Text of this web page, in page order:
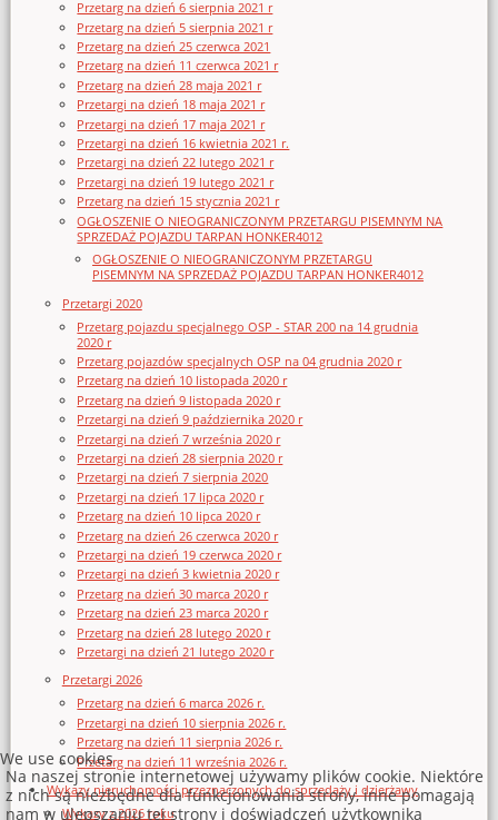
Przetarg na dzień 6 sierpnia 2021 r
Przetarg na dzień 5 sierpnia 2021 r
Przetarg na dzień 25 czerwca 2021
Przetarg na dzień 11 czerwca 2021 r
Przetarg na dzień 28 maja 2021 r
Przetargi na dzień 18 maja 2021 r
Przetargi na dzień 17 maja 2021 r
Przetargi na dzień 16 kwietnia 2021 r.
Przetargi na dzień 22 lutego 2021 r
Przetargi na dzień 19 lutego 2021 r
Przetarg na dzień 15 stycznia 2021 r
OGŁOSZENIE O NIEOGRANICZONYM PRZETARGU PISEMNYM NA
SPRZEDAŻ POJAZDU TARPAN HONKER4012
OGŁOSZENIE O NIEOGRANICZONYM PRZETARGU
PISEMNYM NA SPRZEDAŻ POJAZDU TARPAN HONKER4012
Przetargi 2020
Przetarg pojazdu specjalnego OSP - STAR 200 na 14 grudnia
2020 r
Przetarg pojazdów specjalnych OSP na 04 grudnia 2020 r
Przetarg na dzień 10 listopada 2020 r
Przetarg na dzień 9 listopada 2020 r
Przetargi na dzień 9 października 2020 r
Przetargi na dzień 7 września 2020 r
Przetargi na dzień 28 sierpnia 2020 r
Przetargi na dzień 7 sierpnia 2020
Przetargi na dzień 17 lipca 2020 r
Przetarg na dzień 10 lipca 2020 r
Przetarg na dzień 26 czerwca 2020 r
Przetargi na dzień 19 czerwca 2020 r
Przetargi na dzień 3 kwietnia 2020 r
Przetarg na dzień 30 marca 2020 r
Przetarg na dzień 23 marca 2020 r
Przetarg na dzień 28 lutego 2020 r
Przetargi na dzień 21 lutego 2020 r
Przetargi 2026
Przetarg na dzień 6 marca 2026 r.
Przetargi na dzień 10 sierpnia 2026 r.
Przetarg na dzień 11 sierpnia 2026 r.
Przetarg na dzień 11 września 2026 r.
Wykazy nieruchomości przeznaczonych do sprzedaży i dzierżawy
Wykazy z 2026 roku
We use cookies
Na naszej stronie internetowej używamy plików cookie. Niektóre
z nich są niezbędne dla funkcjonowania strony, inne pomagają
nam w ulepszaniu tej strony i doświadczeń użytkownika